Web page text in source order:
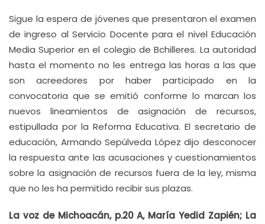
Sigue la espera de jóvenes que presentaron el examen
de ingreso al Servicio Docente para el nivel Educación
Media Superior en el colegio de Bchilleres. La autoridad
hasta el momento no les entrega las horas a las que
son acreedores por haber participado en la
convocatoria que se emitió conforme lo marcan los
nuevos lineamientos de asignación de recursos,
estipullada por la Reforma Educativa. El secretario de
educación, Armando Sepúlveda López dijo desconocer
la respuesta ante las acusaciones y cuestionamientos
sobre la asignación de recursos fuera de la ley, misma
que no les ha permitido recibir sus plazas.
La voz de Michoacán, p.20 A, María Yedid Zapién; La